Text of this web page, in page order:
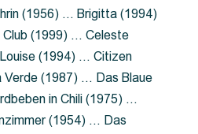
(1956) … Brigitta (1994)
(1999) … Celeste
(1994) … Citizen
Verde (1987) … Das Blaue
in Chili (1975) …
(1954) … Das